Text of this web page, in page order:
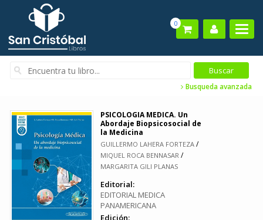
0
Busqueda avanzada
PSICOLOGIA MEDICA. Un
Abordaje Biopsicosocial de
la Medicina
GUILLERMO LAHERA FORTEZA /
MIQUEL ROCA BENNASAR /
MARGARITA GILI PLANAS
Editorial:
EDITORIAL MEDICA
PANAMERICANA
Edición: